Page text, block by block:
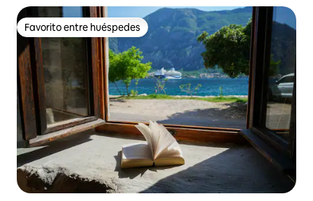
Favorito entre huéspedes
Favorito entre huéspedes